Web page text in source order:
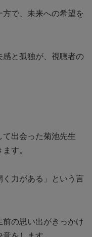
で、未来への希望を
感と孤独が、視聴者の
出会った菊池先生
す。
く力がある」という言
の思い出がきっかけ